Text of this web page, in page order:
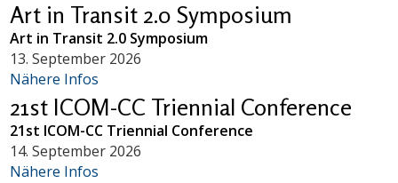
Art in Transit 2.0 Symposium
Art in Transit 2.0 Symposium
13. September 2026
Nähere Infos
21st ICOM-CC Triennial Conference
21st ICOM-CC Triennial Conference
14. September 2026
Nähere Infos